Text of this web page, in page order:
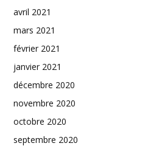
avril 2021
mars 2021
février 2021
janvier 2021
décembre 2020
novembre 2020
octobre 2020
septembre 2020